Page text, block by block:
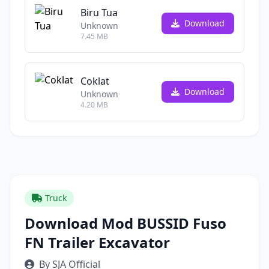
Biru Tua
Unknown
7.45 MB
Download
Coklat
Unknown
4.20 MB
Download
Truck
Download Mod BUSSID Fuso
FN Trailer Excavator
By SJA Official